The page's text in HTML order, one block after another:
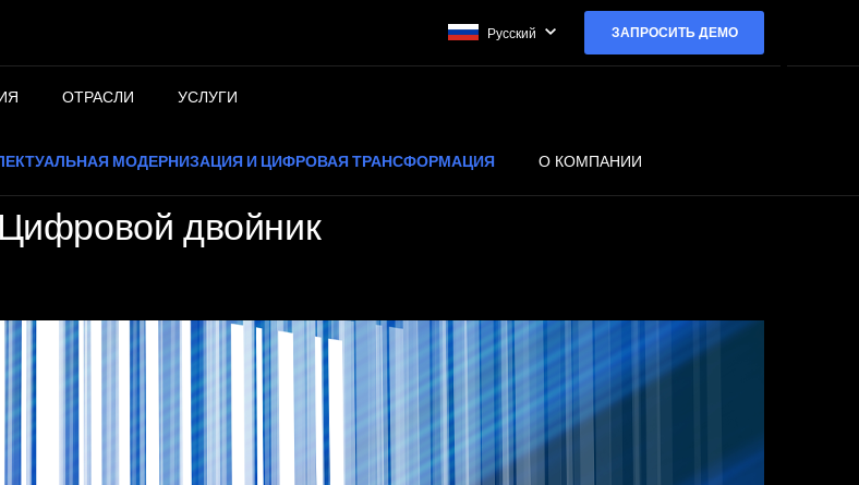
ЗАПРОСИТЬ ДЕМО
Русский
ОТРАСЛИ УСЛУГИ
МОДЕРНИЗАЦИЯ И ЦИФРОВАЯ ТРАНСФОРМАЦИЯ О КОМПАНИИ
двойник